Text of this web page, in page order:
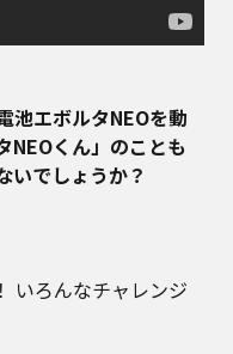
池エボルタNEOを動
NEOくん」のことも
いでしょうか？
いろんなチャレンジ